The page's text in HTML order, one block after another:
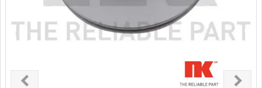
chevron_left chevron_right